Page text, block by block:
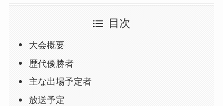
目次
大会概要
歴代優勝者
主な出場予定者
放送予定